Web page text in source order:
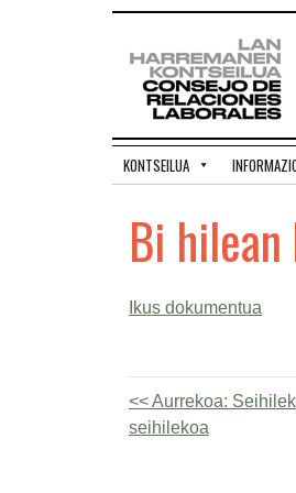
KONTSEILUA
Bi
Ikus dokumentua
Aurrekoa:
seihilekoa